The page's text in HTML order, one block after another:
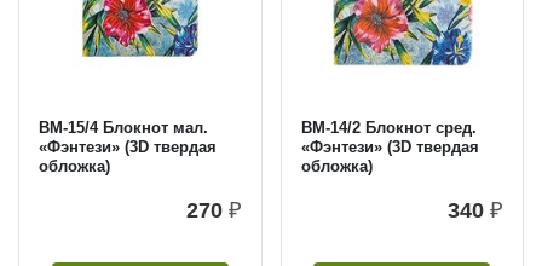
BM-15/4 Блокнот мал.
«Фэнтези» (3D твердая
обложка)
270 ₽
BM-14/2 Блокнот сред.
«Фэнтези» (3D твердая
обложка)
340 ₽